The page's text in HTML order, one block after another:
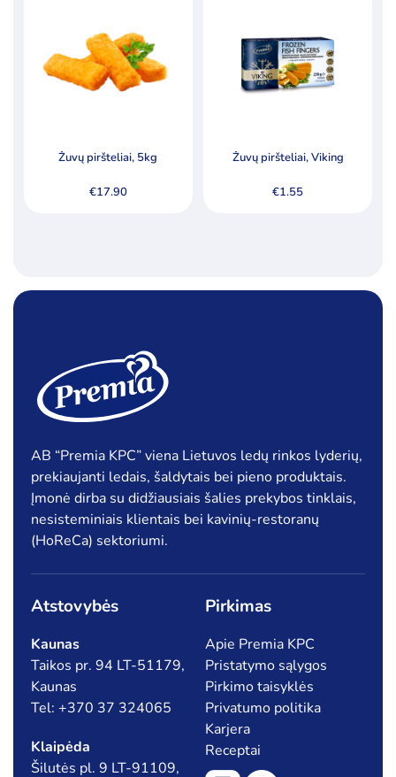
Žuvų piršteliai, 5kg
€17.90
Žuvų piršteliai, Viking
€1.55
AB “Premia KPC” viena Lietuvos ledų rinkos lyderių,
prekiaujanti ledais, šaldytais bei pieno produktais.
Įmonė dirba su didžiausiais šalies prekybos tinklais,
nesisteminiais klientais bei kavinių-restoranų
(HoReCa) sektoriumi.
Atstovybės
Kaunas
Taikos pr. 94 LT-51179,
Kaunas
Tel: +370 37 324065
Klaipėda
Šilutės pl. 9 LT-91109,
Pirkimas
Apie Premia KPC
Pristatymo sąlygos
Pirkimo taisyklės
Privatumo politika
Karjera
Receptai